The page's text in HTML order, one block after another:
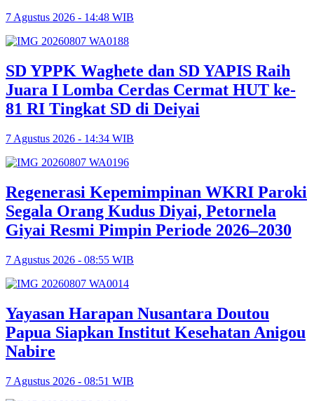
7 Agustus 2026 - 14:48 WIB
SD YPPK Waghete dan SD YAPIS Raih
Juara I Lomba Cerdas Cermat HUT ke-
81 RI Tingkat SD di Deiyai
7 Agustus 2026 - 14:34 WIB
Regenerasi Kepemimpinan WKRI Paroki
Segala Orang Kudus Diyai, Petornela
Giyai Resmi Pimpin Periode 2026–2030
7 Agustus 2026 - 08:55 WIB
Yayasan Harapan Nusantara Doutou
Papua Siapkan Institut Kesehatan Anigou
Nabire
7 Agustus 2026 - 08:51 WIB